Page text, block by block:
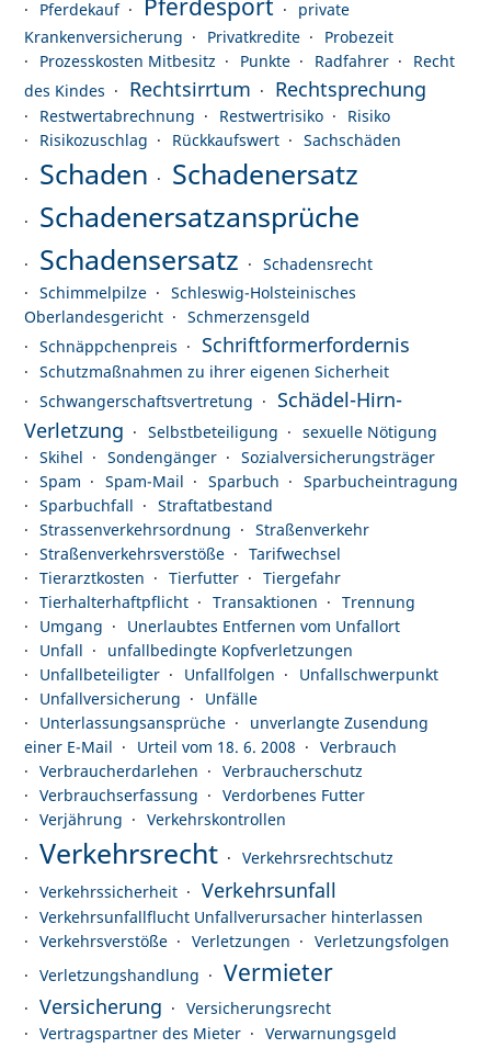
Pferdekauf Pferdesport
private
Krankenversicherung
Privatkredite
Probezeit
Prozesskosten Mitbesitz
Punkte Radfahrer
Recht
des Kindes
Rechtsirrtum Rechtsprechung
Restwertabrechnung Restwertrisiko
Risiko
Risikozuschlag
Rückkaufswert Sachschäden
Schaden
Schadenersatz
Schadenersatzansprüche
Schadensersatz
Schadensrecht
Schimmelpilze
Schleswig-Holsteinisches
Oberlandesgericht
Schmerzensgeld
Schnäppchenpreis
Schriftformerfordernis
Schutzmaßnahmen zu ihrer eigenen Sicherheit
Schwangerschaftsvertretung
Schädel-Hirn-
Verletzung
Selbstbeteiligung
sexuelle Nötigung
Skihel
Sondengänger
Sozialversicherungsträger
Spam
Spam-Mail Sparbuch
Sparbucheintragung
Sparbuchfall
Straftatbestand
Strassenverkehrsordnung
Straßenverkehr
Straßenverkehrsverstöße
Tarifwechsel
Tierarztkosten
Tierfutter
Tiergefahr
Tierhalterhaftpflicht
Transaktionen
Trennung
Umgang
Unerlaubtes Entfernen vom Unfallort
Unfall
unfallbedingte Kopfverletzungen
Unfallbeteiligter
Unfallfolgen
Unfallschwerpunkt
Unfallversicherung
Unfälle
Unterlassungsansprüche
unverlangte Zusendung
einer E-Mail
Urteil vom 18. 6. 2008
Verbrauch
Verbraucherdarlehen
Verbraucherschutz
Verbrauchserfassung
Verdorbenes Futter
Verjährung
Verkehrskontrollen
Verkehrsrecht
Verkehrsrechtschutz
Verkehrssicherheit
Verkehrsunfall
Verkehrsunfallflucht Unfallverursacher hinterlassen
Verkehrsverstöße
Verletzungen
Verletzungsfolgen
Verletzungshandlung
Vermieter
Versicherung
Versicherungsrecht
Vertragspartner des Mieter
Verwarnungsgeld